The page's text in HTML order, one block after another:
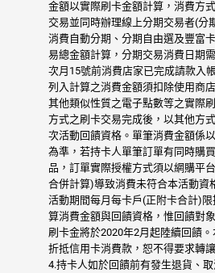
金額以實際刷卡金額計算，消費方
交易並同時辦理線上分期交易者(分
消費自動分期、分期自由選及豐富
易總金額計算，分期交易消費日期
次月15號前消費店家已完成請款入
列入計算之消費金額須扣除使用商
其他類似性質之電子點數等之實際
方式之刷卡交易完成後，以其他方
次活動回饋資格。單筆消費金額係
為準，若持卡人單筆訂單有同時購
品，訂單實際授權方式須以網購平
合併計算)導致消費未符合本活動資
活動期間每月每卡戶(正附卡合計)
算消費金額與回饋資格，惟回饋對
刷卡金將於2020年2月起陸續回饋
折抵信用卡消費款，恕不得要求轉
4.持卡人如於回饋前有發生退貨、